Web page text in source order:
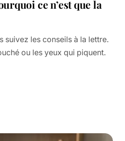
ce n’est que la
suivez les conseils à la lettre.
ou les yeux qui piquent.